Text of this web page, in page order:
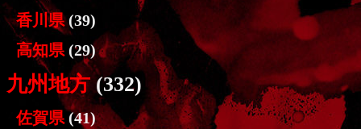
香川県(39)
高知県 (29)
九州地方(332)
佐賀県 (41)